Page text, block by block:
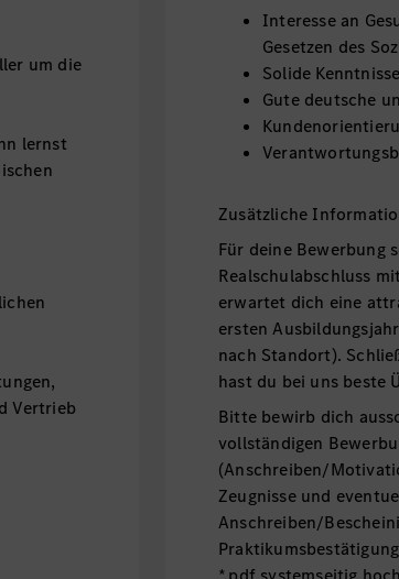
um die
lernst
Vertrieb
Interesse an
Gesetzen des
Solide
Gute deutsche
Zusätzliche
Für deine Bewerbung
Realschulabschluss
erwartet dich eine
ersten
nach Standort).
hast du bei uns beste
Bitte bewirb dich
vollständigen
(Anschreiben/
Zeugnisse und
Anschreiben/